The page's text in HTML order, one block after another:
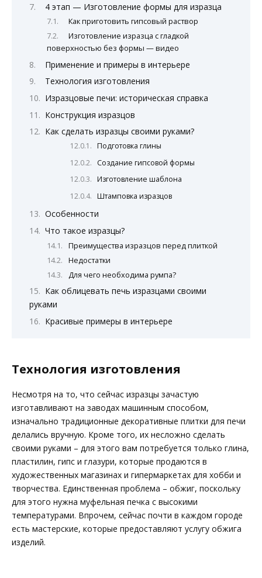
4 этап — Изготовление формы для изразца
Как приготовить гипсовый раствор
Изготовление изразца с гладкой
поверхностью без формы — видео
Применение и примеры в интерьере
Технология изготовления
Изразцовые печи: историческая справка
Конструкция изразцов
Как сделать изразцы своими руками?
Подготовка глины
Создание гипсовой формы
Изготовление шаблона
Штамповка изразцов
Особенности
Что такое изразцы?
Преимущества изразцов перед плиткой
Недостатки
Для чего необходима румпа?
Как облицевать печь изразцами своими
руками
Красивые примеры в интерьере
Технология изготовления
Несмотря на то, что сейчас изразцы зачастую
изготавливают на заводах машинным способом,
изначально традиционные декоративные плитки для печи
делались вручную. Кроме того, их несложно сделать
своими руками – для этого вам потребуется только глина,
пластилин, гипс и глазури, которые продаются в
художественных магазинах и гипермаркетах для хобби и
творчества. Единственная проблема – обжиг, поскольку
для этого нужна муфельная печка с высокими
температурами. Впрочем, сейчас почти в каждом городе
есть мастерские, которые предоставляют услугу обжига
изделий.